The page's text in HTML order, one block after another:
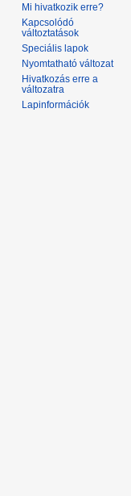
Mi hivatkozik erre?
Kapcsolódó
változtatások
Speciális lapok
Nyomtatható változat
Hivatkozás erre a
változatra
Lapinformációk